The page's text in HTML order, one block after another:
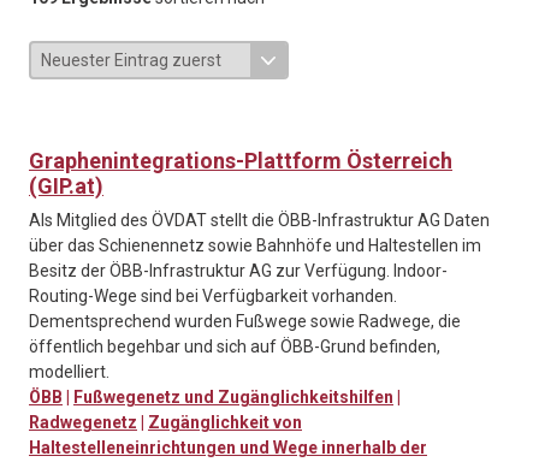
Graphenintegrations-Plattform Österreich
(GIP.at)
Als Mitglied des ÖVDAT stellt die ÖBB-Infrastruktur AG Daten
über das Schienennetz sowie Bahnhöfe und Haltestellen im
Besitz der ÖBB-Infrastruktur AG zur Verfügung. Indoor-
Routing-Wege sind bei Verfügbarkeit vorhanden.
Dementsprechend wurden Fußwege sowie Radwege, die
öffentlich begehbar und sich auf ÖBB-Grund befinden,
modelliert.
ÖBB
Fußwegenetz und Zugänglichkeitshilfen
Radwegenetz
Zugänglichkeit von
Haltestelleneinrichtungen und Wege innerhalb der